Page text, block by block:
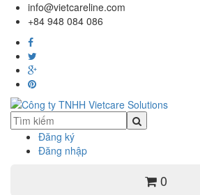
info@vietcareline.com
+84 948 084 086
Đăng ký
Đăng nhập
0